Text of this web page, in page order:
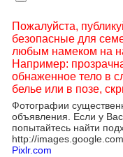
Пожалуйста,
безопасные для
любым намеком на
Например:
обнаженное тело в
белье или в позе,
Фотографии
объявления. Если у
попытайтесь найти
http://
Pixlr.com